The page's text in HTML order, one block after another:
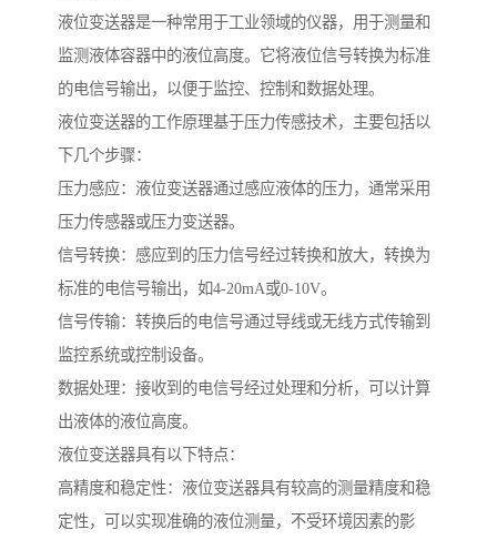
液位变送器是一种常用于工业领域的仪器，用于测量和
监测液体容器中的液位高度。它将液位信号转换为标准
的电信号输出，以便于监控、控制和数据处理。
液位变送器的工作原理基于压力传感技术，主要包括以
下几个步骤：
压力感应：液位变送器通过感应液体的压力，通常采用
压力传感器或压力变送器。
信号转换：感应到的压力信号经过转换和放大，转换为
标准的电信号输出，如4-20mA或0-10V。
信号传输：转换后的电信号通过导线或无线方式传输到
监控系统或控制设备。
数据处理：接收到的电信号经过处理和分析，可以计算
出液体的液位高度。
液位变送器具有以下特点：
高精度和稳定性：液位变送器具有较高的测量精度和稳
定性，可以实现准确的液位测量，不受环境因素的影